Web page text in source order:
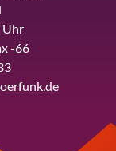
Uhr
-66